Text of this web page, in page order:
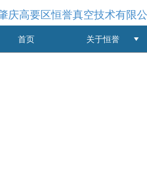
首页 关于恒誉